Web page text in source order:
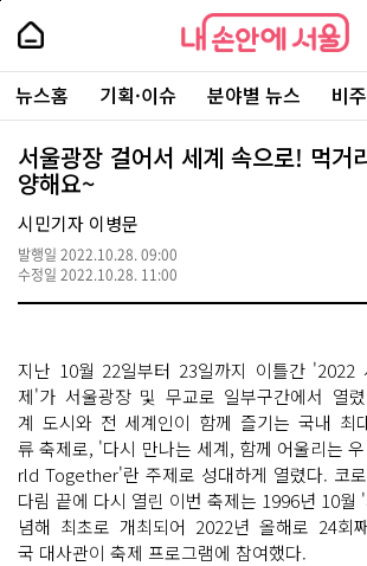
본
로
가
내
손
안
에
서
울
-
서
울
시
대
표
소
통
포
내
손
에
울
주
요
서
뉴스홈 기획·이슈 분야별 뉴스 비
서울광장 걸어서 세계 속으로! 먹거
양해요~
시민기자 이병문
발행일 2022.10.28. 09:00
수정일 2022.10.28. 11:00
지난 10월 22일부터 23일까지 이틀간 '2022
제'가 서울광장 및 무교로 일부구간에서 열
계 도시와 전 세계인이 함께 즐기는 국내 최
류 축제로, '다시 만나는 세계, 함께 어울리는
rld Together'란 주제로 성대하게 열렸다. 코
다림 끝에 다시 열린 이번 축제는 1996년 10월
념해 최초로 개최되어 2022년 올해로 24회
국 대사관이 축제 프로그램에 참여했다.
페
상
단
로